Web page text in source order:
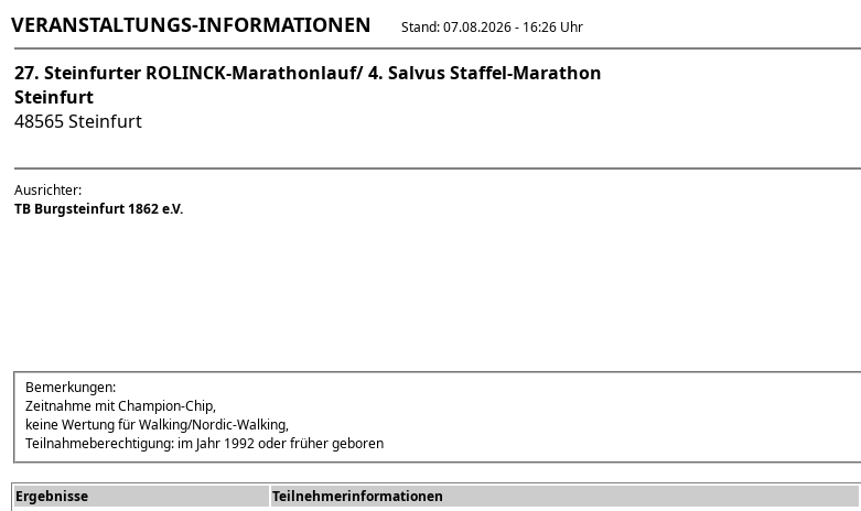
VERANSTALTUNGS-INFORMATIONEN Stand: 07.08.2026 - 16:26 Uhr
27. Steinfurter ROLINCK-Marathonlauf/ 4. Salvus Staffel-Marathon
Steinfurt
48565 Steinfurt
Ausrichter:
TB Burgsteinfurt 1862 e.V.
Bemerkungen:
Zeitnahme mit Champion-Chip,
keine Wertung für Walking/Nordic-Walking,
Teilnahmeberechtigung: im Jahr 1992 oder früher geboren
Ergebnisse Teilnehmerinformationen